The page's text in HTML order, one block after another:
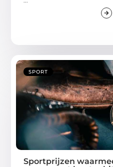
SPORT
Sportprijzen